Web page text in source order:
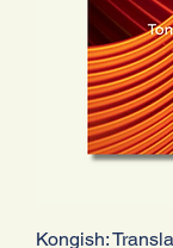
Kongish: